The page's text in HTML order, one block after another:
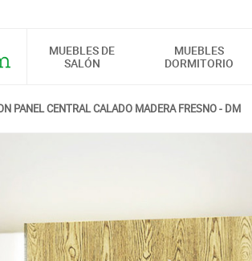
MUEBLES DE
SALÓN
MUEBLES
DORMITORIO
PANEL CENTRAL CALADO MADERA FRESNO - DM